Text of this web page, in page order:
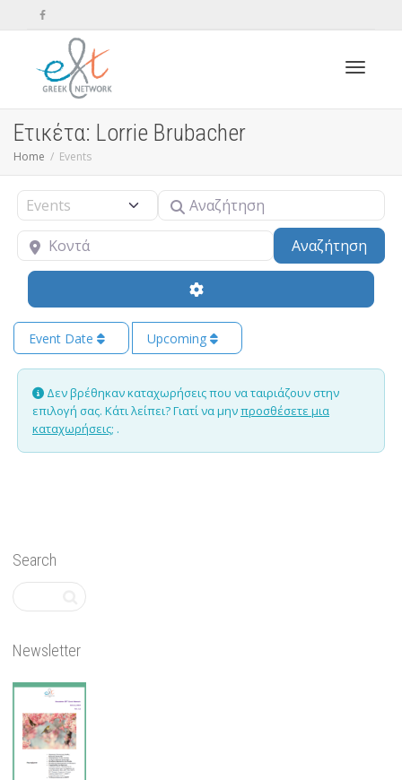
Ετικέτα: Lorrie Brubacher
Home Events
Select search type Αναζήτηση
Κοντά Αναζήτηση
Event Date Upcoming
Δεν βρέθηκαν καταχωρήσεις που να ταιριάζουν στην
επιλογή σας. Κάτι λείπει? Γιατί να μηνπροσθέσετε μια
καταχωρήσεις; .
Search
Newsletter